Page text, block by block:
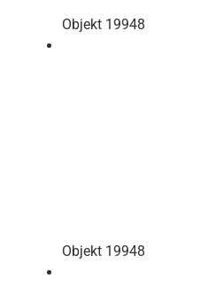
Objekt 19948
Objekt 19948